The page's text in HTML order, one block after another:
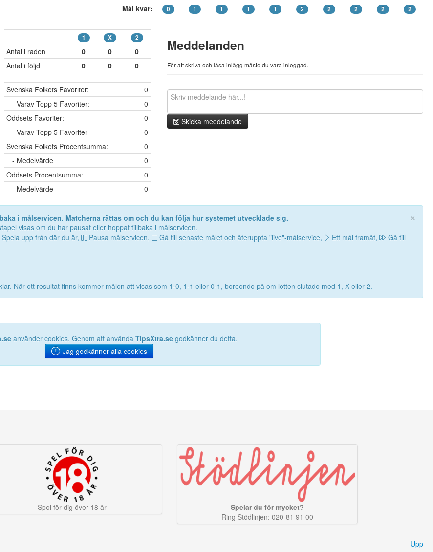
Mål kvar: 0 1 1 1 1 2 2 2 2 2
1 X 2
Antal i raden 0 0
0
Antal i följd
0 0 0
Svenska Folkets Favoriter:
0
- Varav Topp 5 Favoriter:
0
Oddsets Favoriter:
0
- Varav Topp 5 Favoriter
0
Svenska Folkets Procentsumma:
0
- Medelvärde
0
Oddsets Procentsumma:
0
- Medelvärde
0
Meddelanden
För att skriva och läsa inlägg måste du vara inloggad.
Skicka meddelande
×
i målservicen. Matcherna rättas om och du kan följa hur systemet utvecklade sig.
visas om du har pausat eller hoppat tillbaka i målservicen.
Spela upp från där du är, Pausa målservicen, Gå till senaste målet och återuppta "live"-målservice, Ett mål framåt,
Gå till
När ett resultat finns kommer målen att visas som 1-0, 1-1 eller 0-1, beroende på om lotten slutade med 1, X eller 2.
använder cookies. Genom att användaTipsXtra.se godkänner du detta.
Jag godkänner alla cookies
Spel för dig över 18 år
Spelar du för mycket?
Ring Stödlinjen: 020-81 91 00
Upp